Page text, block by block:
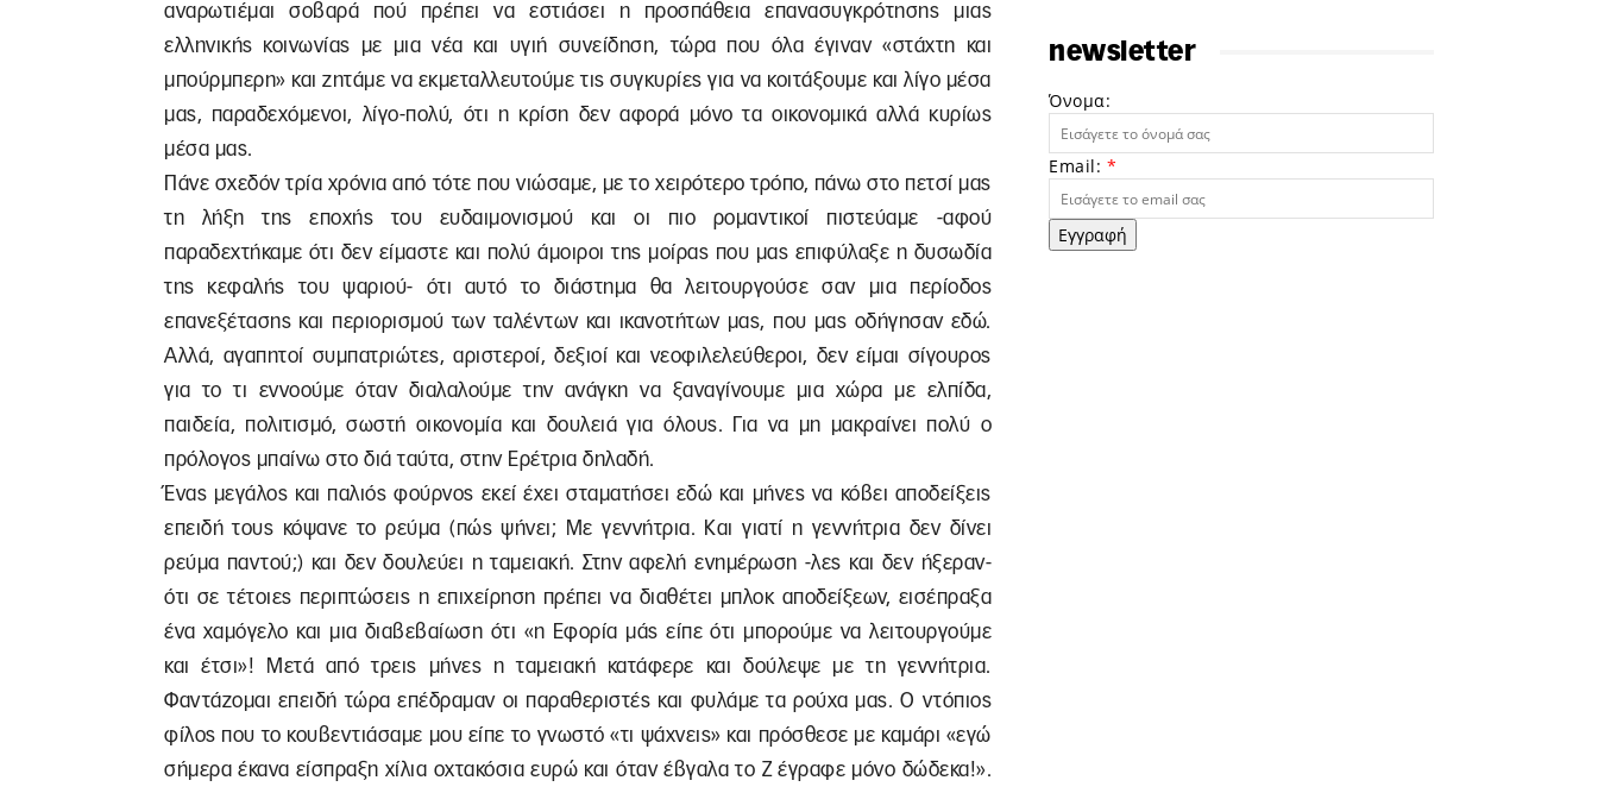
αναρωτιέμαι σοβαρά πού πρέπει να εστιάσει η προσπάθεια επανασυγκρότησης μιας
ελληνικής κοινωνίας με μια νέα και υγιή συνείδηση, τώρα που όλα έγιναν «στάχτη και
μπούρμπερη» και ζητάμε να εκμεταλλευτούμε τις συγκυρίες για να κοιτάξουμε και λίγο μέσα
μας, παραδεχόμενοι, λίγο-πολύ, ότι η κρίση δεν αφορά μόνο τα οικονομικά αλλά κυρίως
μέσα μας.
Πάνε σχεδόν τρία χρόνια από τότε που νιώσαμε, με το χειρότερο τρόπο, πάνω στο πετσί μας
τη λήξη της εποχής του ευδαιμονισμού και οι πιο ρομαντικοί πιστεύαμε -αφού
παραδεχτήκαμε ότι δεν είμαστε και πολύ άμοιροι της μοίρας που μας επιφύλαξε η δυσωδία
της κεφαλής του ψαριού- ότι αυτό το διάστημα θα λειτουργούσε σαν μια περίοδος
επανεξέτασης και περιορισμού των ταλέντων και ικανοτήτων μας, που μας οδήγησαν εδώ.
Αλλά, αγαπητοί συμπατριώτες, αριστεροί, δεξιοί και νεοφιλελεύθεροι, δεν είμαι σίγουρος
για το τι εννοούμε όταν διαλαλούμε την ανάγκη να ξαναγίνουμε μια χώρα με ελπίδα,
παιδεία, πολιτισμό, σωστή οικονομία και δουλειά για όλους. Για να μη μακραίνει πολύ ο
πρόλογος μπαίνω στο διά ταύτα, στην Ερέτρια δηλαδή.
Ένας μεγάλος και παλιός φούρνος εκεί έχει σταματήσει εδώ και μήνες να κόβει αποδείξεις
επειδή τους κόψανε το ρεύμα (πώς ψήνει; Με γεννήτρια. Και γιατί η γεννήτρια δεν δίνει
ρεύμα παντού;) και δεν δουλεύει η ταμειακή. Στην αφελή ενημέρωση -λες και δεν ήξεραν-
ότι σε τέτοιες περιπτώσεις η επιχείρηση πρέπει να διαθέτει μπλοκ αποδείξεων, εισέπραξα
ένα χαμόγελο και μια διαβεβαίωση ότι «η Εφορία μάς είπε ότι μπορούμε να λειτουργούμε
και έτσι»! Μετά από τρεις μήνες η ταμειακή κατάφερε και δούλεψε με τη γεννήτρια.
Φαντάζομαι επειδή τώρα επέδραμαν οι παραθεριστές και φυλάμε τα ρούχα μας. Ο ντόπιος
φίλος που το κουβεντιάσαμε μου είπε το γνωστό «τι ψάχνεις» και πρόσθεσε με καμάρι «εγώ
σήμερα έκανα είσπραξη χίλια οχτακόσια ευρώ και όταν έβγαλα το Ζ έγραφε μόνο δώδεκα!».
newsletter
Όνομα:
Email: *
Εγγραφή